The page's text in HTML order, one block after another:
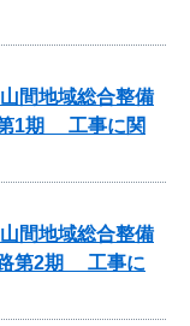
間地域総合整備
1期 工事に関
間地域総合整備
第2期 工事に